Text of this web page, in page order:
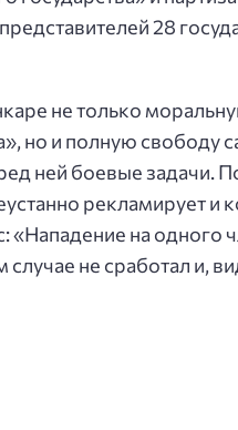
28
не только
но и полную свободу
ней боевые задачи.
рекламирует и
«Нападение на одного
не сработал и,